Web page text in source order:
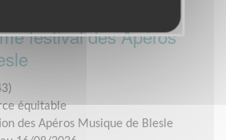
restauration ou une
festival des Apéros
équitable
des Apéros Musique de Blesle